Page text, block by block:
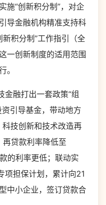
施“创新积分制”，对企
导金融机构精准支持科
积分制”工作指引（全
一创新制度的适用范围
。
融打出一套政策“组
引导基金，带动地方
技创新和技术改造再
贷款利率降低至
的利率更低；联动实
项担保计划，累计向21
中小企业，签订贷款合